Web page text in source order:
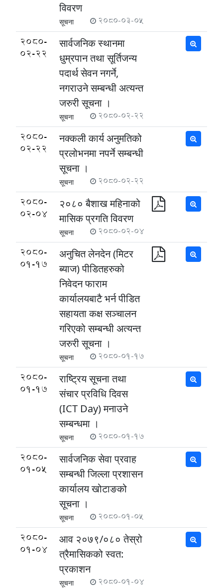
विवरण
सूचना 2080-03-05
2080-
02-22
सार्वजनिक स्थानमा
धुम्रपान तथा सूर्तिजन्य
पदार्थ सेवन नगर्ने,
नगराउने सम्बन्धी अत्यन्त
जरुरी सूचना ।
सूचना 2080-02-22
2080-
02-22
नक्कली कार्य अनुमतिको
प्रलोभनमा नपर्ने सम्बन्धी
सूचना ।
सूचना 2080-02-22
2080-
02-04
२०८० बैशाख महिनाको
मासिक प्रगति विवरण
सूचना 2080-02-04
2080-
01-17
अनुचित लेनदेन (मिटर
ब्याज) पीडितहरुको
निवेदन फाराम
कार्यालयबाटै भर्न पीडित
सहायता कक्ष सञ्चालन
गरिएको सम्बन्धी अत्यन्त
जरुरी सूचना ।
सूचना 2080-01-17
2080-
01-17
राष्ट्रिय सूचना तथा
संचार प्रविधि दिवस
(ICT Day) मनाउने
सम्बन्धमा ।
सूचना 2080-01-17
2080-
01-05
सार्वजनिक सेवा प्रवाह
सम्बन्धी जिल्ला प्रशासन
कार्यालय खोटाङको
सूचना ।
सूचना 2080-01-05
2080-
01-04
आव २०७९/०८० तेस्रो
त्रैमासिकको स्वत:
प्रकाशन
सूचना 2080-01-04